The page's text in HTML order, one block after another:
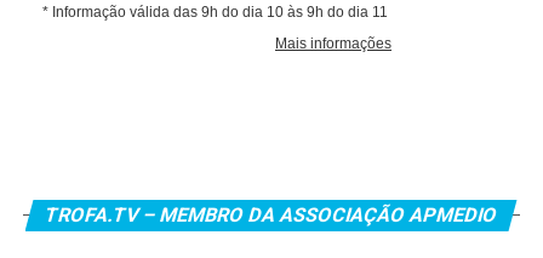
TROFA.TV – MEMBRO DA ASSOCIAÇÃO APMEDIO